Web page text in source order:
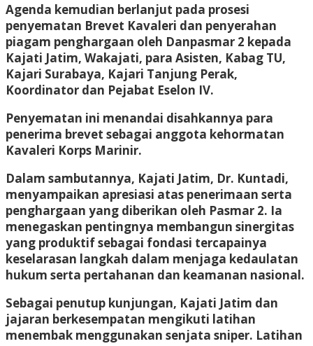
Agenda kemudian berlanjut pada prosesi
penyematan Brevet Kavaleri dan penyerahan
piagam penghargaan oleh Danpasmar 2 kepada
Kajati Jatim, Wakajati, para Asisten, Kabag TU,
Kajari Surabaya, Kajari Tanjung Perak,
Koordinator dan Pejabat Eselon IV.
Penyematan ini menandai disahkannya para
penerima brevet sebagai anggota kehormatan
Kavaleri Korps Marinir.
Dalam sambutannya, Kajati Jatim, Dr. Kuntadi,
menyampaikan apresiasi atas penerimaan serta
penghargaan yang diberikan oleh Pasmar 2. Ia
menegaskan pentingnya membangun sinergitas
yang produktif sebagai fondasi tercapainya
keselarasan langkah dalam menjaga kedaulatan
hukum serta pertahanan dan keamanan nasional.
Sebagai penutup kunjungan, Kajati Jatim dan
jajaran berkesempatan mengikuti latihan
menembak menggunakan senjata sniper. Latihan